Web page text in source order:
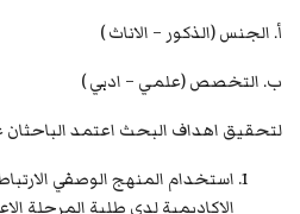
أ. الجنس (الذكور – الاناث )
ب. التخصص (علمي – ادبي )
لتحقيق اهداف البحث اعتمد الباحثان
استخدام المنهج الوصفي
الاكاديمية لدى طلبة المرحلة